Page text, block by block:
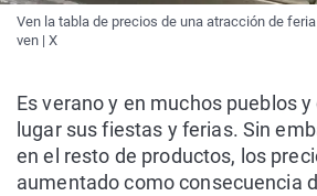
Ven la tabla de precios de una atracción de
ven | X
Es verano y en muchos pueblos
lugar sus fiestas y ferias. Sin
en el resto de productos, los
aumentado como consecuencia